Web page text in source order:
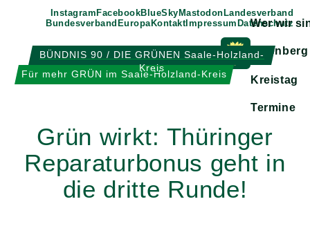
Inhalt
Instagram FacebookBlueSky Mastodon Landesverband
Bundesverband EuropaKontaktImpressum Datenschutz
BÜNDNIS 90 / DIE GRÜNEN Saale-Holzland-
Kreis
Für mehr GRÜN im Saale-Holzland-Kreis
Wer wir
Eisenberg
Zeige
Kreistag
Termine
Grün wirkt: Thüringer
Reparaturbonus geht in
die dritte Runde!